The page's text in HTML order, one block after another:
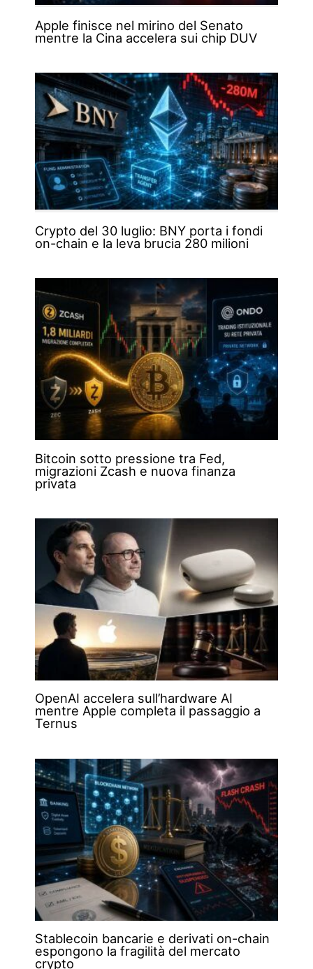
Apple finisce nel mirino del Senato
mentre la Cina accelera sui chip DUV
Crypto del 30 luglio: BNY porta i fondi
on-chain e la leva brucia 280 milioni
Bitcoin sotto pressione tra Fed,
migrazioni Zcash e nuova finanza
privata
OpenAI accelera sull’hardware AI
mentre Apple completa il passaggio a
Ternus
Stablecoin bancarie e derivati on-chain
espongono la fragilità del mercato
crypto